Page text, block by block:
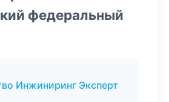
федеральный
Инжиниринг Эксперт